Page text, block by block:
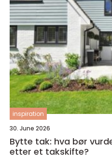
inspiration
30. June 2026
Bytte tak: hva bør
etter et takskifte?